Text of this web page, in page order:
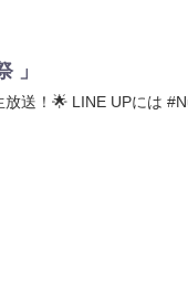
」
送！🌟 LINE UPには